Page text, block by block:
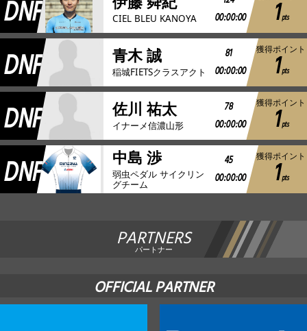
DNF CIEL BLEU KANOYA
00:00:00
1pts
DNF 青木 誠
稲城FIETSクラスアクト
81
00:00:00
獲得ポイント
1pts
DNF 佐川 祐太
イナーメ信濃山形
78
00:00:00
獲得ポイント
1pts
DNF 中島 渉
弱虫ペダル サイクリン
グチーム
45
00:00:00
獲得ポイント
1pts
PARTNERS
パートナー
OFFICIAL PARTNER